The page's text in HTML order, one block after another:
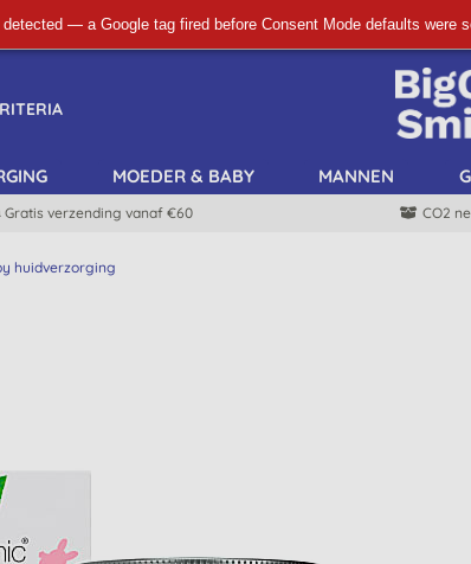
— a Google tag fired before Consent Mode defaults were
SCHRIJF ME IN!
MOEDER & BABY MANNEN
Gratis verzending vanaf €60 CO2
huidverzorging